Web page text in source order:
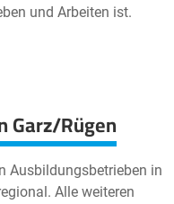
und Arbeiten ist.
Garz/Rügen
Ausbildungsbetrieben in
Alle weiteren